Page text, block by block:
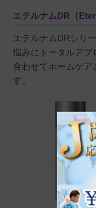
エテルナムDR（
エテルナムDRシリ
悩みにトータルアプ
合わせてホームケ
す。